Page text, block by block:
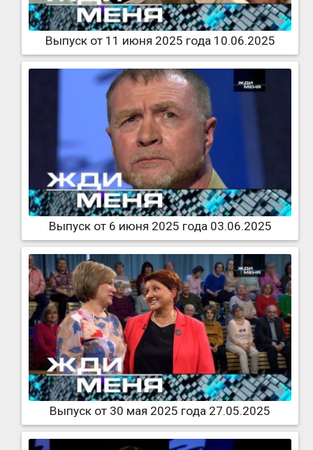
Выпуск от 11 июня 2025 года 10.06.2025
Выпуск от 6 июня 2025 года 03.06.2025
Выпуск от 30 мая 2025 года 27.05.2025